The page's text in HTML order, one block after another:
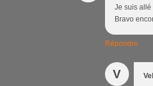
Je suis allé
Bravo
Répondre
V